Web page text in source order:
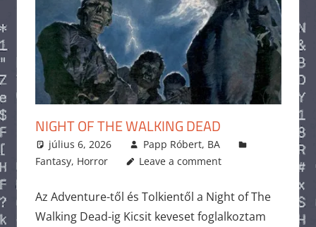
NIGHT OF THE WALKING DEAD
július 6, 2026
Papp Róbert, BA
Fantasy, Horror Leave a comment
Az Adventure-től és Tolkientől a Night of The
Walking Dead-ig Kicsit keveset foglalkoztam